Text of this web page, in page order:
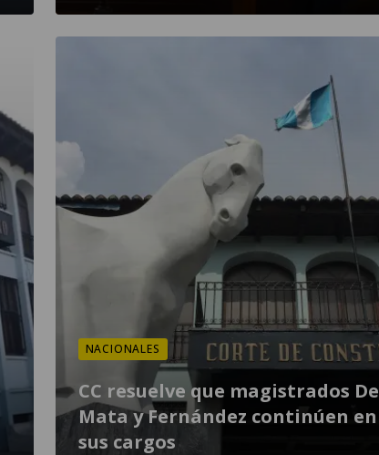
NACIONALES
CC resuelve que magistrados De
Mata y Fernández continúen en
sus cargos